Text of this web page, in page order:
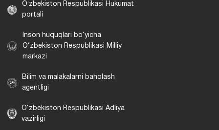
Oʻzbekiston Respublikasi Hukumat
portali
Inson huquqlari bo‘yicha
O‘zbekiston Respublikasi Milliy
markazi
Bilim va malakalarni baholash
agentligi
O‘zbekiston Respublikasi Adliya
vazirligi